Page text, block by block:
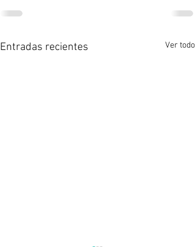
Entradas recientes Ver todo